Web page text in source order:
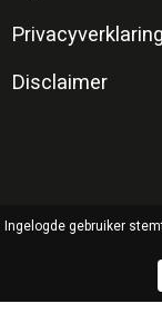
Privacyverklaring
Disclaimer
Ingelogde gebruiker